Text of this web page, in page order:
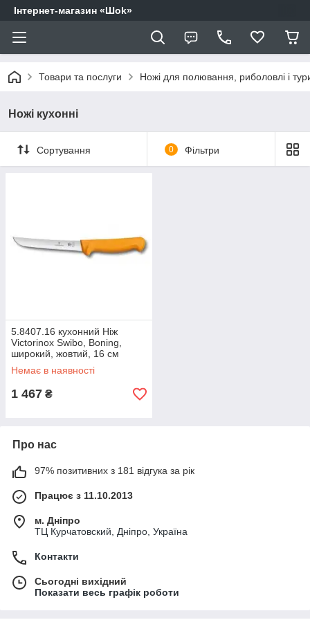
Інтернет-магазин «Шоk»
Товари та послуги Ножі для полювання, риболовлі і
Ножі кухонні
Сортування 0 Фільтри
5.8407.16 кухонний Ніж
Victorinox Swibo, Boning,
широкий, жовтий, 16 см
Немає в наявності
1 467 ₴
Про нас
97% позитивних з 181 відгука за рік
Працює з 11.10.2013
м. Дніпро
ТЦ Курчатовский, Дніпро, Україна
Контакти
Сьогодні вихідний
Показати весь графік роботи